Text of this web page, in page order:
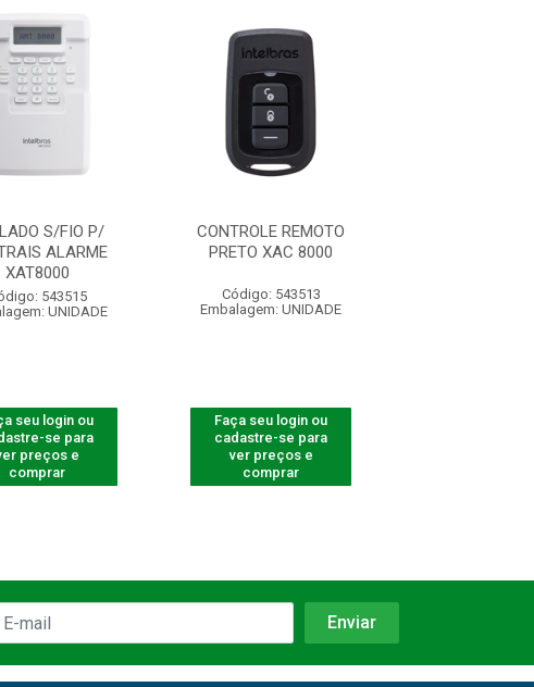
S/FIO P/
ALARME
XAT8000
543515
UNIDADE
seu login ou
se para
preços e
comprar
CONTROLE REMOTO
PRETO XAC 8000
Código: 543513
Embalagem: UNIDADE
Faça seu login ou
cadastre-se para
ver preços e
comprar